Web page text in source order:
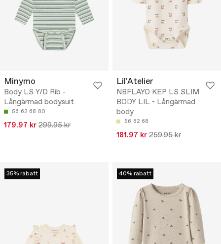
Minymo
Body LS Y/D Rib -
Långärmad bodysuit
56 62 68 80
179.97 kr 299.95 kr
Lil'Atelier
NBFLAYO KEP LS SLIM
BODY LIL - Långärmad
body
56 62 68
181.97 kr 259.95 kr
35% rabatt 40% rabatt